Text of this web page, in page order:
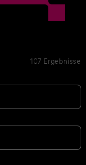
107 Ergebnisse